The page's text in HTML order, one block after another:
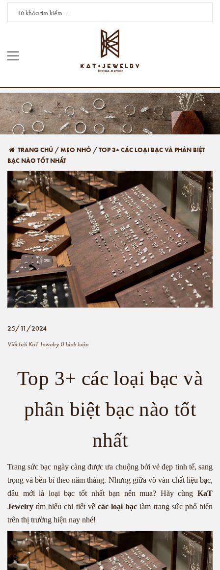
TRANG CHỦ /MẸO NHỎ /TOP 3+ CÁC LOẠI BẠC VÀ PHÂN BIỆT
BẠC NÀO TỐT NHẤT
25/11/2024
Viết bởi KaT Jewelry0 bình luận
Top 3+ các loại bạc và
phân biệt bạc nào tốt
nhất
Trang sức bạc ngày càng được ưa chuộng bởi vẻ đẹp tinh tế, sang
trọng và bền bỉ theo năm tháng. Nhưng giữa vô vàn chất liệu bạc,
đâu mới là loại bạc tốt nhất bạn nên mua? Hãy cùng KaT
Jewelry tìm hiểu chi tiết về các loại bạc làm trang sức phổ biến
trên thị trường hiện nay nhé!